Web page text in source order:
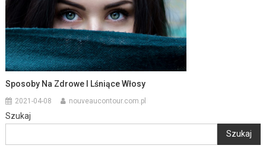
Sposoby Na Zdrowe I Lśniące Włosy
2021-04-08 nouveaucontour.com.pl
Szukaj
Szukaj